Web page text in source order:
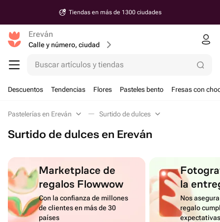
Tiendas en más de 1300 ciudades
Ereván
Calle y número, ciudad
Buscar artículos y tiendas
Descuentos Tendencias Flores Pasteles bento Fresas con
Pastelerías en Ereván Surtido de dulces
Surtido de dulces en Ereván
Marketplace de
regalos Flowwow
Con la confianza de millones
de clientes en más de 30
países
la
Nos
regalo